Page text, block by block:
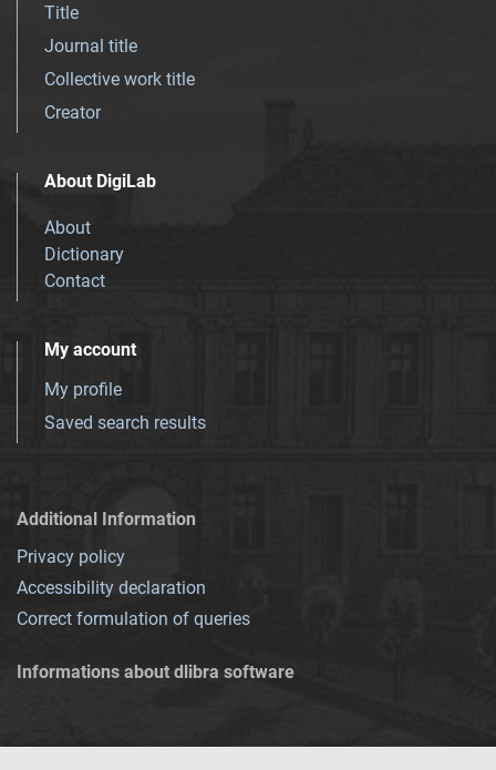
Title
Journal title
Collective work title
Creator
About DigiLab
About
Dictionary
Contact
My account
My profile
Saved search results
Additional Information
Privacy policy
Accessibility declaration
Correct formulation of queries
Informations about dlibra software